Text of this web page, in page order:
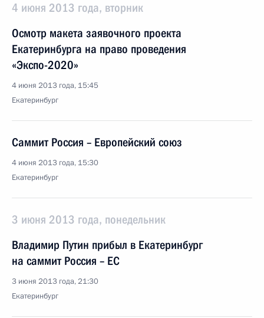
4 июня 2013 года, вторник
Осмотр макета заявочного проекта
Екатеринбурга на право проведения
«Экспо-2020»
4 июня 2013 года, 15:45
Екатеринбург
Саммит Россия – Европейский союз
4 июня 2013 года, 15:30
Екатеринбург
3 июня 2013 года, понедельник
Владимир Путин прибыл в Екатеринбург
на саммит Россия – ЕС
3 июня 2013 года, 21:30
Екатеринбург